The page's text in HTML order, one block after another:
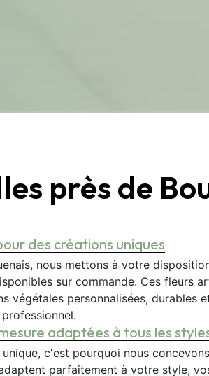
près de
des créations uniques
nous mettons à votre
sur commande. Ces fleurs
végétales personnalisées, durables
adaptées à tous les
c'est pourquoi nous
parfaitement à votre style,